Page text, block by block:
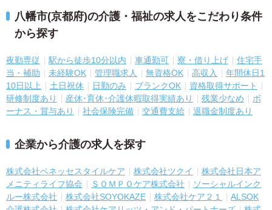
八幡市(京都府)の介護・福祉の求人をこだわり条件
から探す
夜勤専従 駅から徒歩10分以内 車通勤可 寮・借り上げ
住宅手
当・補助
未経験OK 管理職求人 無資格OK 高収入
年間休日1
10日以上
土日祝休 日勤のみ ブランクOK
資格取得サポート
研修制度あり
産休･育休･介護休暇取得実績あり 残業少なめ
ボ
ーナス・賞与あり
社会保険完備 交通費支給 退職金制度あり
企業から介護の求人を探す
株式会社ベネッセスタイルケア 株式会社ツクイ
株式会社日本ア
メニティライフ協会
ＳＯＭＰＯケア株式会社
ソーシャルインク
ルー株式会社
株式会社SOYOKAZE 株式会社ケア２１
ALSOK